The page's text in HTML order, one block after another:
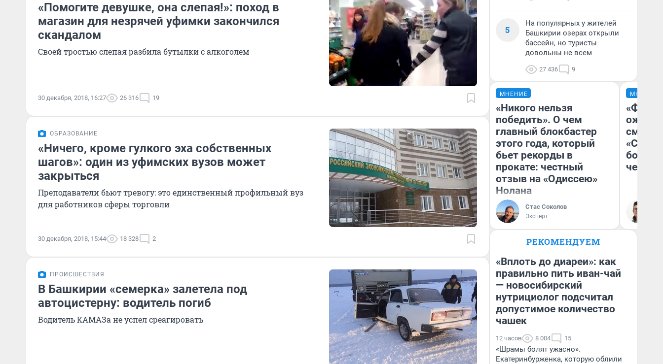
«Помогите девушке, она слепая!»: поход в
магазин для незрячей уфимки закончился
скандалом
Своей тростью слепая разбила бутылки с алкоголем
30 декабря, 2018, 16:27 26 316 19
ОБРАЗОВАНИЕ
«Ничего, кроме гулкого эха собственных
шагов»: один из уфимских вузов может
закрыться
Преподаватели бьют тревогу: это единственный профильный вуз
для работников сферы торговли
30 декабря, 2018, 15:44 18 328 2
ПРОИСШЕСТВИЯ
В Башкирии «семерка» залетела под
автоцистерну: водитель погиб
Водитель КАМАЗа не успел среагировать
5
На популярных у жителей
Башкирии озерах открыли
бассейн, но туристы
довольны не всем
27 436 9
МНЕНИЕ
«Никого нельзя
победить». О чем
главный блокбастер
этого года, который
бьет рекорды в
прокате: честный
отзыв на «Одиссею»
Нолана
Стас Соколов
Эксперт
МНЕНИЕ
РЕКОМЕНДУЕМ
«Вплоть до диареи»: как
правильно пить иван-чай
— новосибирский
нутрициолог подсчитал
допустимое количество
чашек
12 часов 8 004 15
«Шрамы болят ужасно».
Екатеринбурженка, которую облили